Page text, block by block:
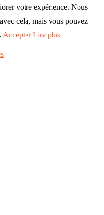
votre expérience. Nous
cela, mais vous pouvez
Accepter Lire plus